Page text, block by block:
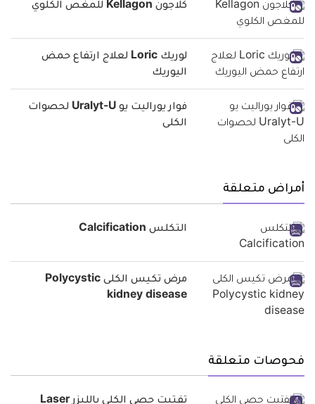
كلاجون Kellagon للمغص الكلوي
لوريك Loric لعلاج ارتفاع حمض
اليوريك
فوار يوراليت يو Uralyt-U لحصوات
الكلى
أمراض متعلقة
التكلس Calcification
مرض تكيس الكلى Polycystic
kidney disease
فحوصات متعلقة
تفتيت حصى الكلى بالليزر Laser